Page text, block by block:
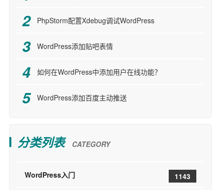
PhpStorm配置Xdebug调试WordPress
WordPress添加贴吧表情
如何在WordPress中添加用户在线功能？
WordPress添加百度主动推送
分类列表 CATEGORY
WordPress入门 1143